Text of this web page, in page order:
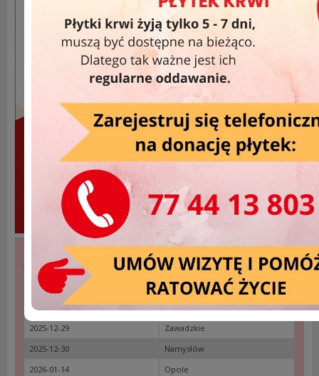
Akcje Wyjazdowe »
DATA
MIEJSCOWOŚĆ
2025-12-17
Głubczyce
2025-12-29
Zawadzkie
2025-12-30
Namysłów
2026-01-14
Opole